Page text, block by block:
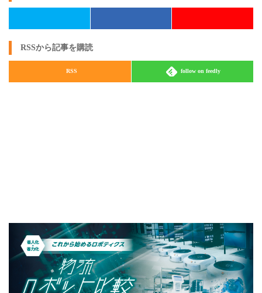
RSSから記事を購読
RSS follow on feedly